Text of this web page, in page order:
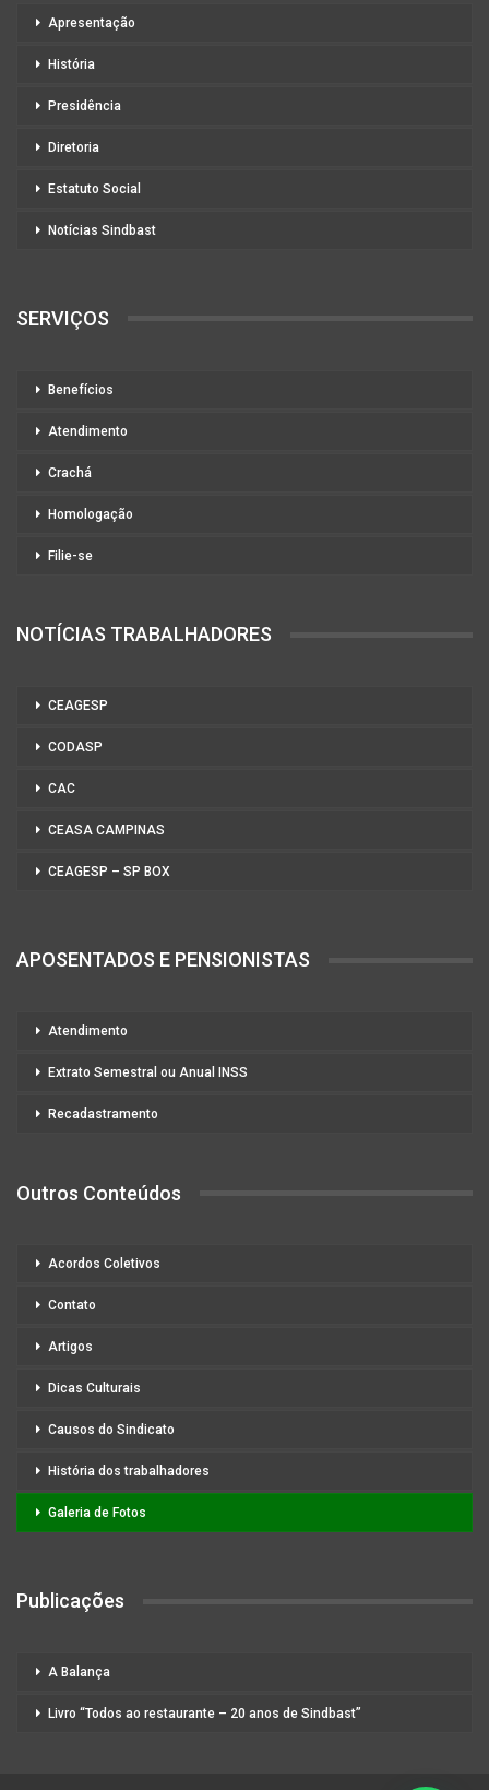
Apresentação
História
Presidência
Diretoria
Estatuto Social
Notícias Sindbast
SERVIÇOS
Benefícios
Atendimento
Crachá
Homologação
Filie-se
NOTÍCIAS TRABALHADORES
CEAGESP
CODASP
CAC
CEASA CAMPINAS
CEAGESP – SP BOX
APOSENTADOS E PENSIONISTAS
Atendimento
Extrato Semestral ou Anual INSS
Recadastramento
Outros Conteúdos
Acordos Coletivos
Contato
Artigos
Dicas Culturais
Causos do Sindicato
História dos trabalhadores
Galeria de Fotos
Publicações
A Balança
Livro “Todos ao restaurante – 20 anos de Sindbast”